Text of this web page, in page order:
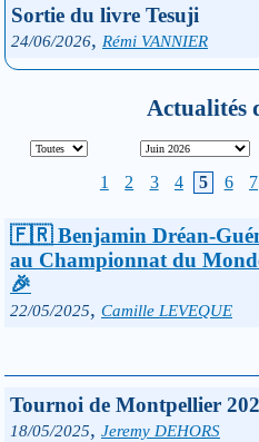
Sortie du livre Tesuji
24/06/2026, Rémi VANNIER
Actualités
1 2 3 4 5 6 7
🇫🇷 Benjamin Dréan-
au Championnat du
🎉
22/05/2025, Camille LEVEQUE
Tournoi de Montpellier
18/05/2025, Jeremy DEHORS